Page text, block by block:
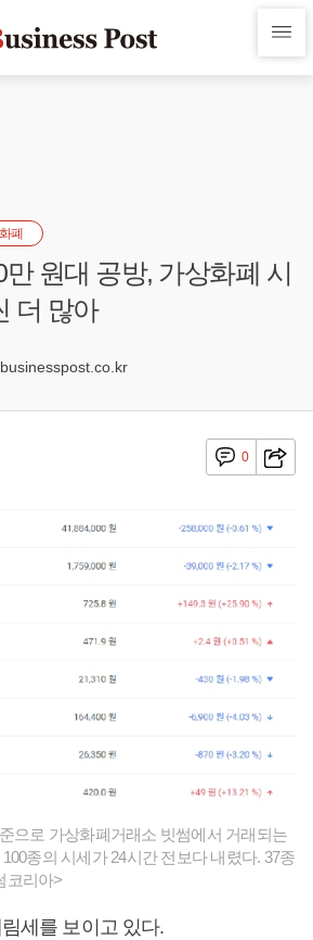
폐
원대 공방, 가상화폐 시
더 많아
0
으로 가상화폐거래소 빗썸에서 거래되는
종의 시세가 24시간 전보다 내렸다. 37종
코리아>
세를 보이고 있다.